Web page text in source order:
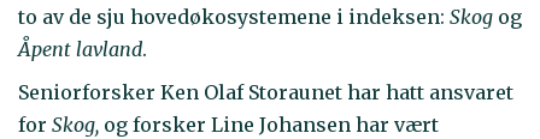
to av de sju hovedøkosystemene i indeksen: Skog og
Åpent lavland.
Seniorforsker Ken Olaf Storaunet har hatt ansvaret
for Skog, og forsker Line Johansen har vært